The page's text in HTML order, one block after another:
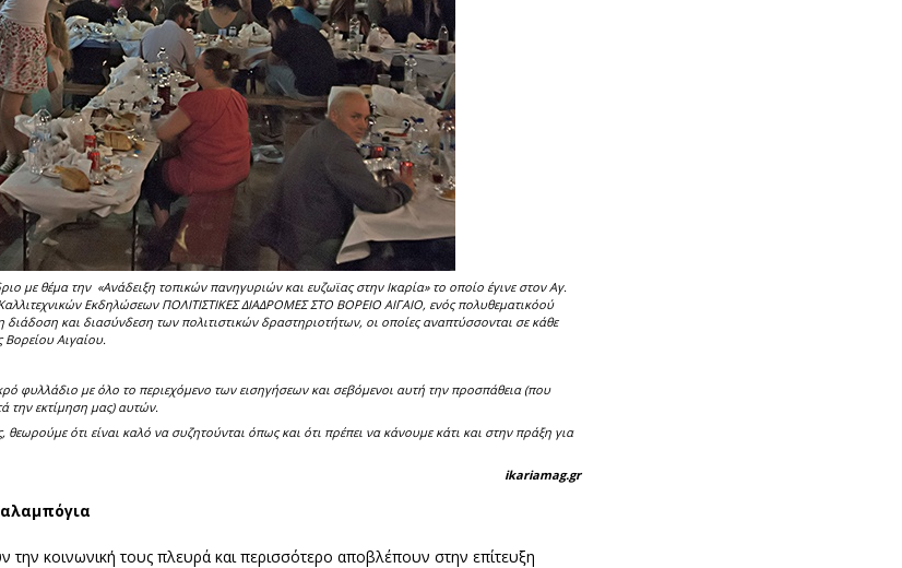
με θέμα την «Ανάδειξη τοπικών πανηγυριών και ευζωϊας στην Ικαρία» το οποίο έγινε στον Αγ.
Εκδηλώσεων ΠΟΛΙΤΙΣΤΙΚΕΣ ΔΙΑΔΡΟΜΕΣ ΣΤΟ ΒΟΡΕΙΟ ΑΙΓΑΙΟ, ενός πολυθεματικόού
και διασύνδεση των πολιτιστικών δραστηριοτήτων, οι οποίες αναπτύσσονται σε κάθε
Αιγαίου.
φυλλάδιο με όλο το περιεχόμενο των εισηγήσεων και σεβόμενοι αυτή την προσπάθεια (που
την εκτίμηση μας) αυτών.
ότι είναι καλό να συζητούνται όπως και ότι πρέπει να κάνουμε κάτι και στην πράξη για
ikariamag.gr
κοινωνική τους πλευρά και περισσότερο αποβλέπουν στην επίτευξη